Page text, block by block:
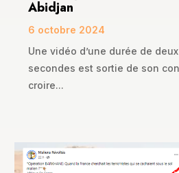
Abidjan
6 octobre 2024
Une vidéo d’une durée de
secondes est sortie de son
croire...